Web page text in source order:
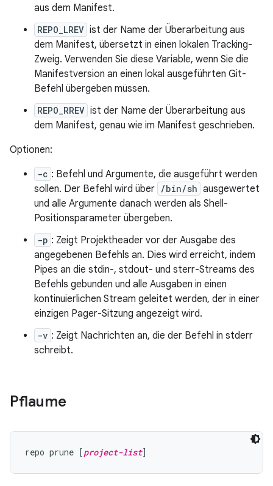
aus dem Manifest.
REPO_LREV ist der Name der Überarbeitung aus
dem Manifest, übersetzt in einen lokalen Tracking-
Zweig. Verwenden Sie diese Variable, wenn Sie die
Manifestversion an einen lokal ausgeführten Git-
Befehl übergeben müssen.
REPO_RREV ist der Name der Überarbeitung aus
dem Manifest, genau wie im Manifest geschrieben.
Optionen:
-c : Befehl und Argumente, die ausgeführt werden
sollen. Der Befehl wird über /bin/sh ausgewertet
und alle Argumente danach werden als Shell-
Positionsparameter übergeben.
-p : Zeigt Projektheader vor der Ausgabe des
angegebenen Befehls an. Dies wird erreicht, indem
Pipes an die stdin-, stdout- und sterr-Streams des
Befehls gebunden und alle Ausgaben in einen
kontinuierlichen Stream geleitet werden, der in einer
einzigen Pager-Sitzung angezeigt wird.
-v : Zeigt Nachrichten an, die der Befehl in stderr
schreibt.
Pflaume
repo prune [project-list